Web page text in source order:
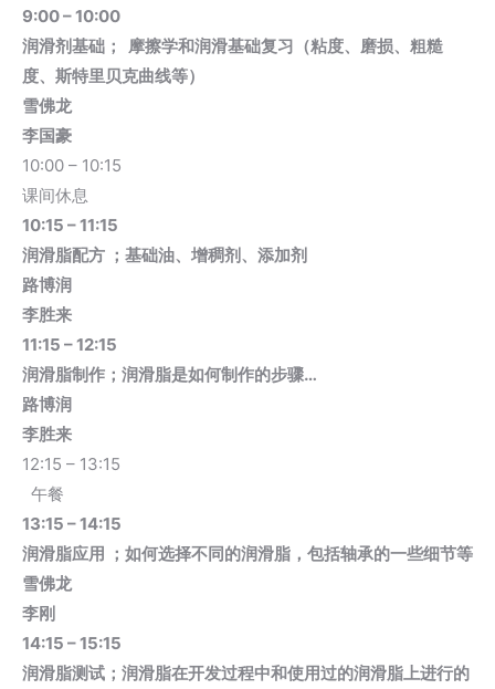
9:00 – 10:00
润滑剂基础； 摩擦学和润滑基础复习（粘度、磨损、粗糙
度、斯特里贝克曲线等）
雪佛龙
李国豪
10:00 – 10:15
课间休息
10:15 – 11:15
润滑脂配方 ；基础油、增稠剂、添加剂
路博润
李胜来
11:15 – 12:15
润滑脂制作；润滑脂是如何制作的步骤…
路博润
李胜来
12:15 – 13:15
午餐
13:15 – 14:15
润滑脂应用 ；如何选择不同的润滑脂，包括轴承的一些细节等
雪佛龙
李刚
14:15 – 15:15
润滑脂测试；润滑脂在开发过程中和使用过的润滑脂上进行的